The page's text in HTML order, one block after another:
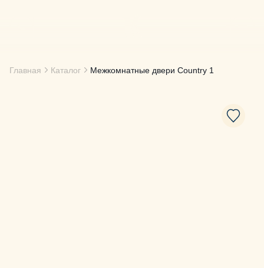
Главная Каталог Межкомнатные двери Country 1